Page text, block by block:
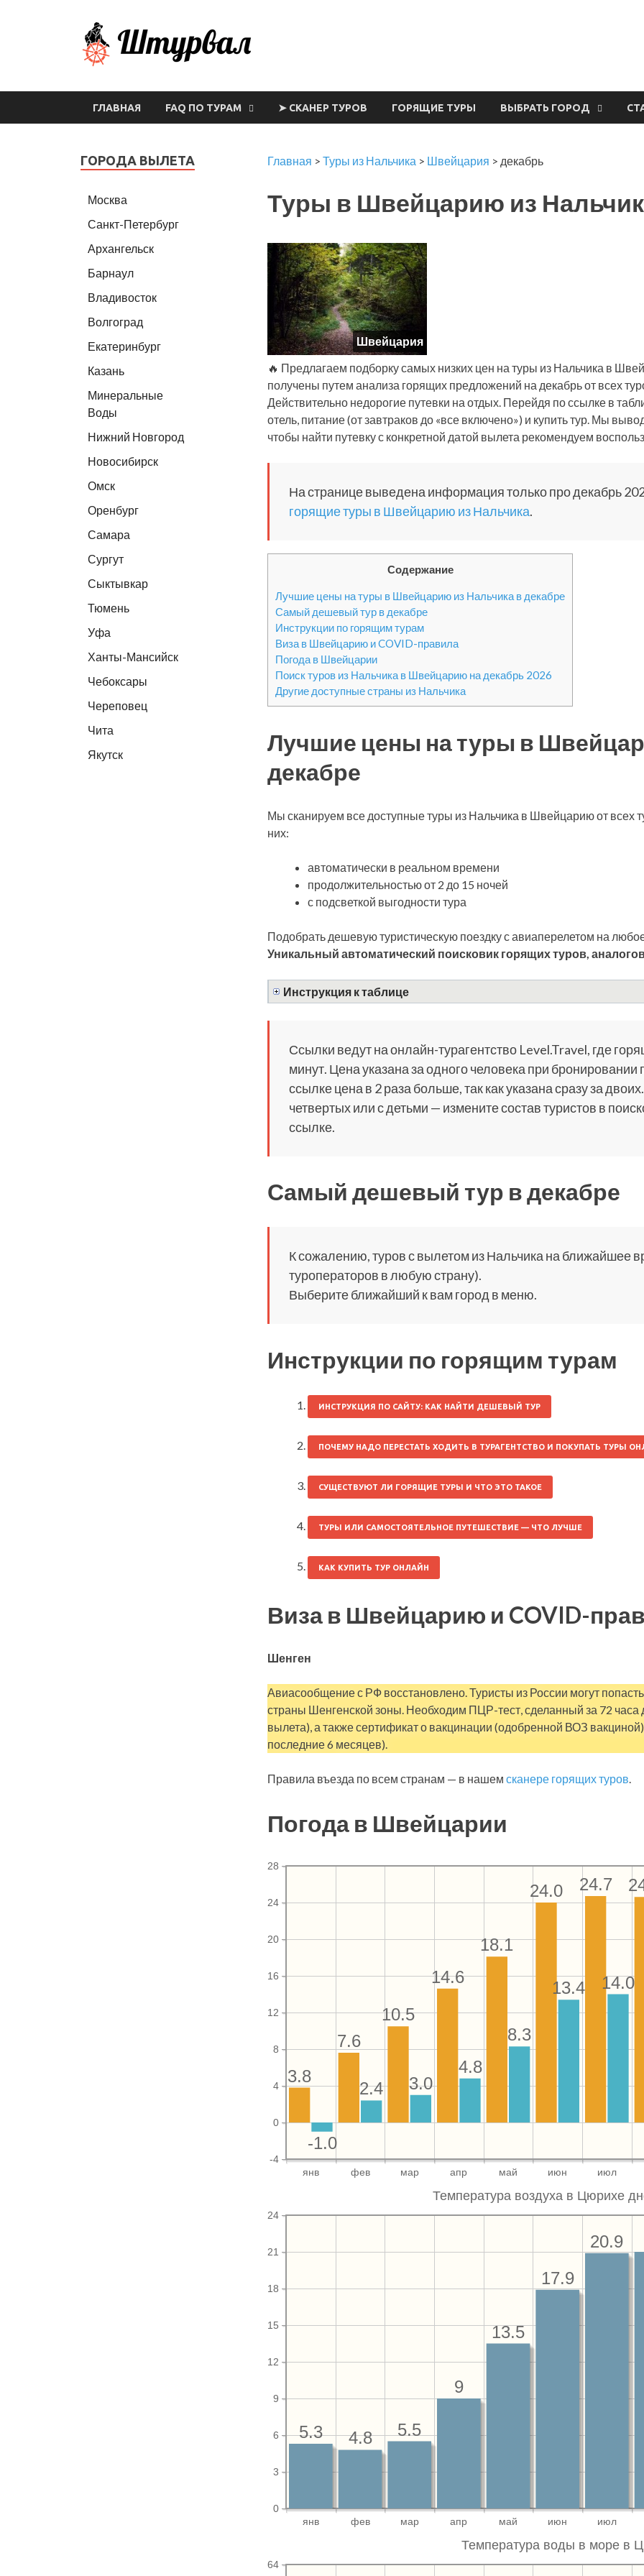
ГЛАВНАЯ FAQ ПО ТУРАМ ➤ СКАНЕР ТУРОВ ГОРЯЩИЕ ТУРЫ ВЫБРАТЬ ГОРОД
Главная > Туры из Нальчика > Швейцария > декабрь
Туры в Швейцарию из
Швейцария
🔥 Предлагаем подборку самых низких цен на туры из Нальчика в
получены путем анализа горящих предложений на декабрь от всех
Действительно недорогие путевки на отдых. Перейдя по ссылке в
отель, питание (от завтраков до «все включено») и купить тур. Мы
чтобы найти путевку с конкретной датой вылета рекомендуем
На странице выведена информация только про декабрь
горящие туры в Швейцарию из Нальчика.
Содержание
Лучшие цены на туры в Швейцарию из Нальчика в декабре
Самый дешевый тур в декабре
Инструкции по горящим турам
Виза в Швейцарию и COVID-правила
Погода в Швейцарии
Поиск туров из Нальчика в Швейцарию на декабрь 2026
Другие доступные страны из Нальчика
Лучшие цены на туры в
декабре
Мы сканируем все доступные туры из Нальчика в Швейцарию от
них:
автоматически в реальном времени
продолжительностью от 2 до 15 ночей
с подсветкой выгодности тура
Подобрать дешевую туристическую поездку с авиаперелетом на
Уникальный автоматический поисковик горящих туров, аналогов
Инструкция к таблице
Ссылки ведут на онлайн-турагентство Level.Travel, где
минут. Цена указана за одного человека при
ссылке цена в 2 раза больше, так как указана сразу за
четвертых или с детьми — измените состав туристов в
ссылке.
Самый дешевый тур в декабре
К сожалению, туров с вылетом из Нальчика на ближайшее
туроператоров в любую страну).
Выберите ближайший к вам город в меню.
Инструкции по горящим турам
ИНСТРУКЦИЯ ПО САЙТУ: КАК НАЙТИ ДЕШЕВЫЙ ТУР
ПОЧЕМУ НАДО ПЕРЕСТАТЬ ХОДИТЬ В ТУРАГЕНТСТВО И ПОКУПАТЬ ТУРЫ
СУЩЕСТВУЮТ ЛИ ГОРЯЩИЕ ТУРЫ И ЧТО ЭТО ТАКОЕ
ТУРЫ ИЛИ САМОСТОЯТЕЛЬНОЕ ПУТЕШЕСТВИЕ — ЧТО ЛУЧШЕ
КАК КУПИТЬ ТУР ОНЛАЙН
Виза в Швейцарию и COVID-
Шенген
Авиасообщение с РФ восстановлено. Туристы из России могут
страны Шенгенской зоны. Необходим ПЦР-тест, сделанный за 72 часа
вылета), а также сертификат о вакцинации (одобренной ВОЗ
последние 6 месяцев).
Правила въезда по всем странам — в нашем сканере горящих туров.
Погода в Швейцарии
ГОРОДА ВЫЛЕТА
Москва
Санкт-Петербург
Архангельск
Барнаул
Владивосток
Волгоград
Екатеринбург
Казань
Минеральные
Воды
Нижний Новгород
Новосибирск
Омск
Оренбург
Самара
Сургут
Сыктывкар
Тюмень
Уфа
Ханты-Мансийск
Чебоксары
Череповец
Чита
Якутск